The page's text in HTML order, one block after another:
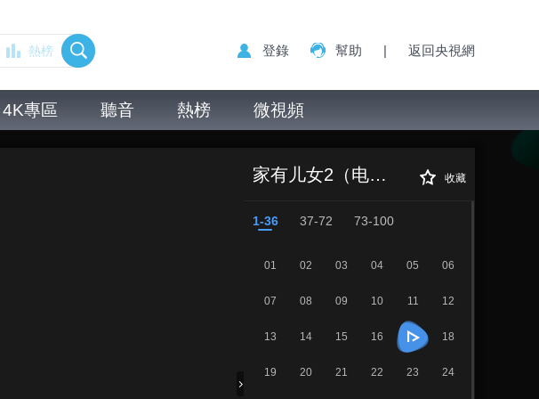
熱榜 登錄 幫助 | 返回央視網
4K專區 聽音 熱榜 微視頻
家有儿女2（电视剧） 收藏
1-36 37-72 73-100
01 02 03 04 05 06
07 08 09 10 11 12
13 14 15 16 18
19 20 21 22 23 24